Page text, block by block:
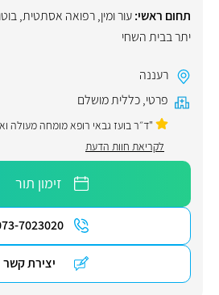
תחום ראשי:עור ומין,רפואה אסתטית,
יתר בבית השחי
רעננה
פרטי,כללית מושלם
"ד״ר בועז גבאי רופא מומחה מעולה
לקריאת חוות הדעת
זימון תור
7023020
יצירת קשר